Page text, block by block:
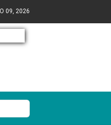
09, 2026